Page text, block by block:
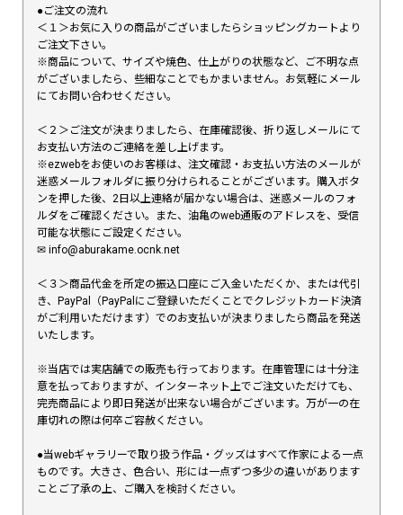
●ご注文の流れ
＜１＞お気に入りの商品がございましたらショッピングカートより
ご注文下さい。
※商品について、サイズや焼色、仕上がりの状態など、ご不明な点
がございましたら、些細なことでもかまいません。お気軽にメール
にてお問い合わせください。
＜２＞ご注文が決まりましたら、在庫確認後、折り返しメールにて
お支払い方法のご連絡を差し上げます。
※ezwebをお使いのお客様は、注文確認・お支払い方法のメールが
迷惑メールフォルダに振り分けられることがございます。購入ボタ
ンを押した後、2日以上連絡が届かない場合は、迷惑メールのフォ
ルダをご確認ください。また、油亀のweb通販のアドレスを、受信
可能な状態にご設定ください。
✉︎ info@aburakame.ocnk.net
＜３＞商品代金を所定の振込口座にご入金いただくか、または代引
き、PayPal（PayPalにご登録いただくことでクレジットカード決済
がご利用いただけます）でのお支払いが決まりましたら商品を発送
いたします。
※当店では実店舗での販売も行っております。在庫管理には十分注
意を払っておりますが、インターネット上でご注文いただけても、
完売商品により即日発送が出来ない場合がございます。万が一の在
庫切れの際は何卒ご容赦ください。
●当webギャラリーで取り扱う作品・グッズはすべて作家による一点
ものです。大きさ、色合い、形には一点ずつ多少の違いがあります
ことご了承の上、ご購入を検討ください。